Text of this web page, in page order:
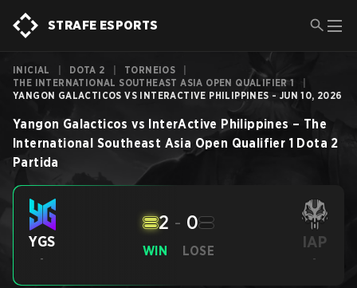
STRAFE ESPORTS
INICIAL DOTA 2 TORNEIOS
THE INTERNATIONAL SOUTHEAST ASIA OPEN QUALIFIER 1
YANGON GALACTICOS VS INTERACTIVE PHILIPPINES - JUN 10, 2026
Yangon Galacticos vs InterActive Philippines – The
International Southeast Asia Open Qualifier 1 Dota 2
Partida
YGS
-
WIN
2 - 0
LOSE IAP
-